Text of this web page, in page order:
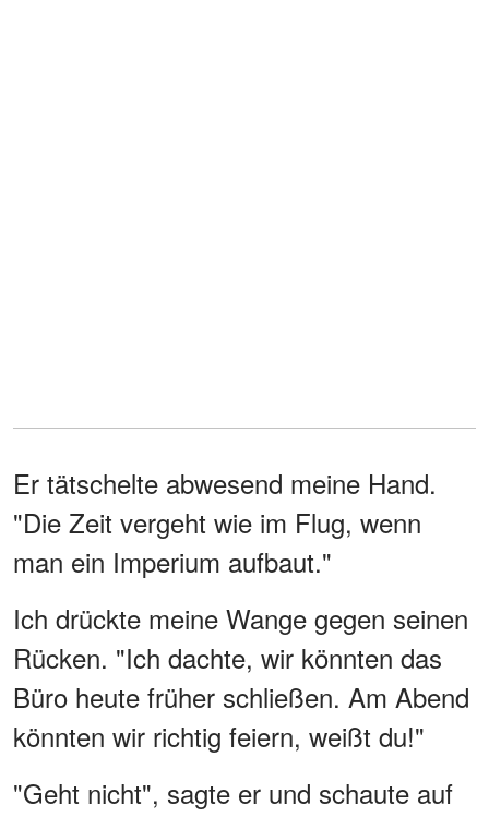
Er tätschelte abwesend meine Hand.
"Die Zeit vergeht wie im Flug, wenn
man ein Imperium aufbaut."
Ich drückte meine Wange gegen seinen
Rücken. "Ich dachte, wir könnten das
Büro heute früher schließen. Am Abend
könnten wir richtig feiern, weißt du!"
"Geht nicht", sagte er und schaute auf